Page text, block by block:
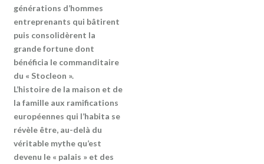
générations d’hommes
entreprenants qui bâtirent
puis consolidèrent la
grande fortune dont
bénéficia le commanditaire
du « Stocleon ».
L’histoire de la maison et de
la famille aux ramifications
européennes qui l’habita se
révèle être, au-delà du
véritable mythe qu’est
devenu le « palais » et des